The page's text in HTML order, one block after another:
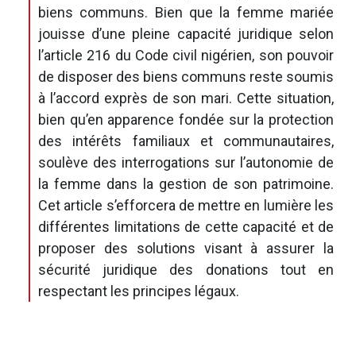
biens communs. Bien que la femme mariée
jouisse d’une pleine capacité juridique selon
l’article 216 du Code civil nigérien, son pouvoir
de disposer des biens communs reste soumis
à l’accord exprès de son mari. Cette situation,
bien qu’en apparence fondée sur la protection
des intérêts familiaux et communautaires,
soulève des interrogations sur l’autonomie de
la femme dans la gestion de son patrimoine.
Cet article s’efforcera de mettre en lumière les
différentes limitations de cette capacité et de
proposer des solutions visant à assurer la
sécurité juridique des donations tout en
respectant les principes légaux.